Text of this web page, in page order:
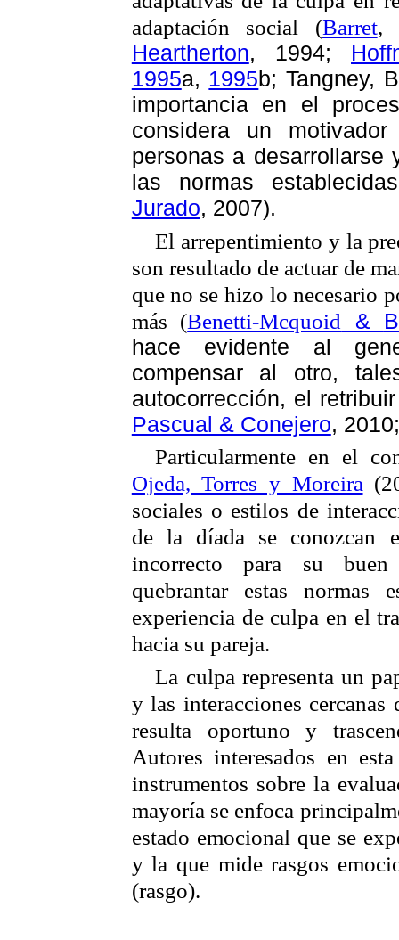
adaptación social (Barret,
Heartherton, 1994;
1995a, 1995b; Tangney,
importancia en el
considera un
personas a desarrollarse
las normas
Jurado, 2007).
El arrepentimiento y la
son resultado de actuar de
que no se hizo lo necesario
más (Benetti-Mcquoid &
hace evidente al
compensar al otro,
autocorrección, el
Pascual & Conejero,
Particularmente en el
Ojeda, Torres y Moreira
sociales o estilos de
de la díada se conozcan
incorrecto para su buen
quebrantar estas normas
experiencia de culpa en el
hacia su pareja.
La culpa representa un
y las interacciones
resulta oportuno y
Autores interesados en
instrumentos sobre la
mayoría se enfoca
estado emocional que se
y la que mide rasgos
(rasgo).